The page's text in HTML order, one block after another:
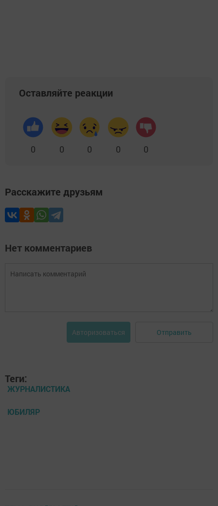
Оставляйте реакции
0 0 0 0 0
Расскажите друзьям
Нет комментариев
Авторизоваться Отправить
Теги:
ЖУРНАЛИСТИКА
ЮБИЛЯР